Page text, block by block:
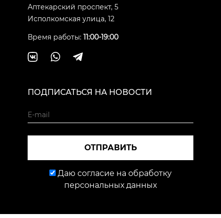
Аптекарский проспект, 5
Исполкомская улица, 12
Время работы: 11:00-19:00
ПОДПИСАТЬСЯ НА НОВОСТИ
ОТПРАВИТЬ
Даю согласие на обработку
персональных данных